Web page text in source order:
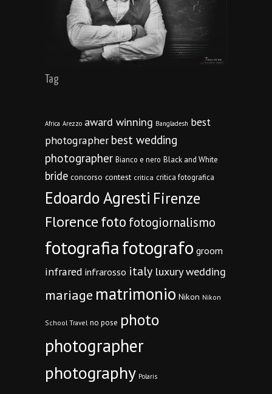
Tag
Africa Arezzo award winning Bangladesh best
photographer best wedding
photographer Bianco e nero Black and White
bride concorso contest critica critica fotografica
Edoardo Agresti Firenze
Florencefoto fotogiornalismo
fotografiafotografo groom
infrared infrarosso italy luxury wedding
mariage matrimonio Nikon Nikon
School Travel no pose photo
photographer
photography Polaris